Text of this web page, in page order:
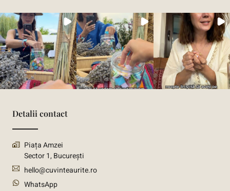
Detalii contact
Piața Amzei
Sector 1, București
hello@cuvinteaurite.ro
WhatsApp